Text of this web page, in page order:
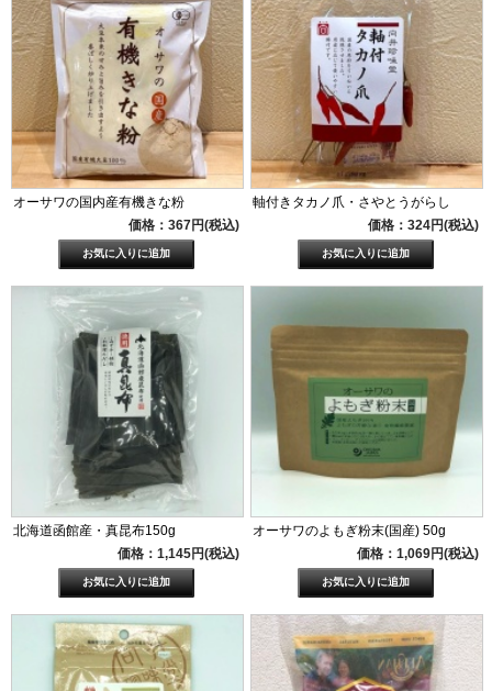
オーサワの国内産有機きな粉
価格：367円(税込)
軸付きタカノ爪・さやとうがらし
価格：324円(税込)
北海道函館産・真昆布150g
価格：1,145円(税込)
オーサワのよもぎ粉末(国産) 50g
価格：1,069円(税込)